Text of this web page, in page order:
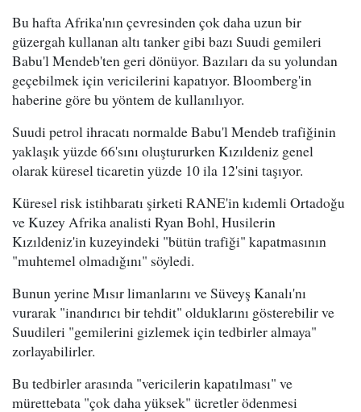
Bu hafta Afrika'nın çevresinden çok daha uzun bir
güzergah kullanan altı tanker gibi bazı Suudi gemileri
Babu'l Mendeb'ten geri dönüyor. Bazıları da su yolundan
geçebilmek için vericilerini kapatıyor. Bloomberg'in
haberine göre bu yöntem de kullanılıyor.
Suudi petrol ihracatı normalde Babu'l Mendeb trafiğinin
yaklaşık yüzde 66'sını oluştururken Kızıldeniz genel
olarak küresel ticaretin yüzde 10 ila 12'sini taşıyor.
Küresel risk istihbaratı şirketi RANE'in kıdemli Ortadoğu
ve Kuzey Afrika analisti Ryan Bohl, Husilerin
Kızıldeniz'in kuzeyindeki "bütün trafiği" kapatmasının
"muhtemel olmadığını" söyledi.
Bunun yerine Mısır limanlarını ve Süveyş Kanalı'nı
vurarak "inandırıcı bir tehdit" olduklarını gösterebilir ve
Suudileri "gemilerini gizlemek için tedbirler almaya"
zorlayabilirler.
Bu tedbirler arasında "vericilerin kapatılması" ve
mürettebata "çok daha yüksek" ücretler ödenmesi